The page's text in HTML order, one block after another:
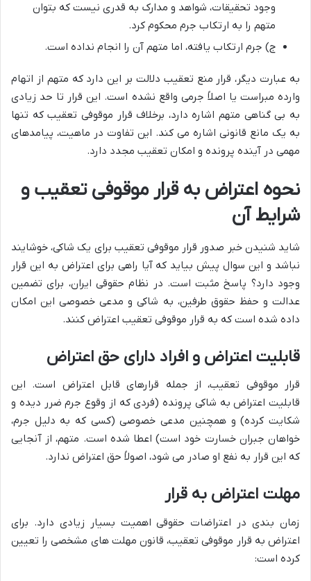
وجود تحقیقات، شواهد و مدارک به قدری نیست که بتوان
متهم را به ارتکاب جرم محکوم کرد.
ج) جرم ارتکاب یافته، اما متهم آن را انجام نداده است.
به عبارت دیگر، قرار منع تعقیب دلالت بر این دارد که متهم از اتهام
وارده مبراست یا اصلاً جرمی واقع نشده است. این قرار تا حد زیادی
به بی گناهی متهم اشاره دارد، برخلاف قرار موقوفی تعقیب که تنها
به یک مانع قانونی اشاره می کند. این تفاوت در ماهیت، پیامدهای
مهمی در آینده پرونده و امکان تعقیب مجدد دارد.
نحوه اعتراض به قرار موقوفی تعقیب و
شرایط آن
شاید شنیدن خبر صدور قرار موقوفی تعقیب برای یک شاکی، خوشایند
نباشد و این سوال پیش بیاید که آیا راهی برای اعتراض به این قرار
وجود دارد؟ پاسخ مثبت است. در نظام حقوقی ایران، برای تضمین
عدالت و حفظ حقوق طرفین، به شاکی و مدعی خصوصی این امکان
داده شده است که به قرار موقوفی تعقیب اعتراض کنند.
قابلیت اعتراض و افراد دارای حق اعتراض
قرار موقوفی تعقیب، از جمله قرارهای قابل اعتراض است. این
قابلیت اعتراض به شاکی پرونده (فردی که از وقوع جرم ضرر دیده و
شکایت کرده) و همچنین مدعی خصوصی (کسی که به دلیل جرم،
خواهان جبران خسارت خود است) اعطا شده است. متهم، از آنجایی
که این قرار به نفع او صادر می شود، اصولاً حق اعتراض ندارد.
مهلت اعتراض به قرار
زمان بندی در اعتراضات حقوقی اهمیت بسیار زیادی دارد. برای
اعتراض به قرار موقوفی تعقیب، قانون مهلت های مشخصی را تعیین
کرده است: